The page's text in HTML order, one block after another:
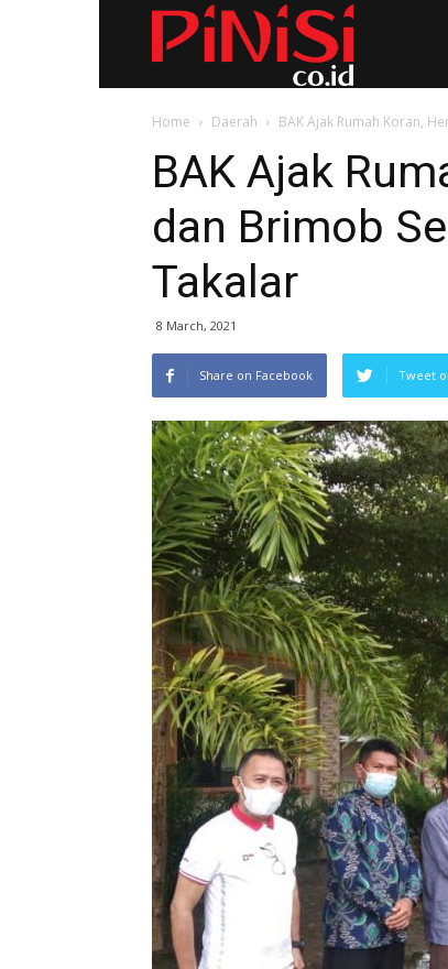
Home Daerah BAK Ajak Rumah Koran,
BAK Ajak
dan Brimob
Takalar
8 March, 2021
Share on Facebook Tweet